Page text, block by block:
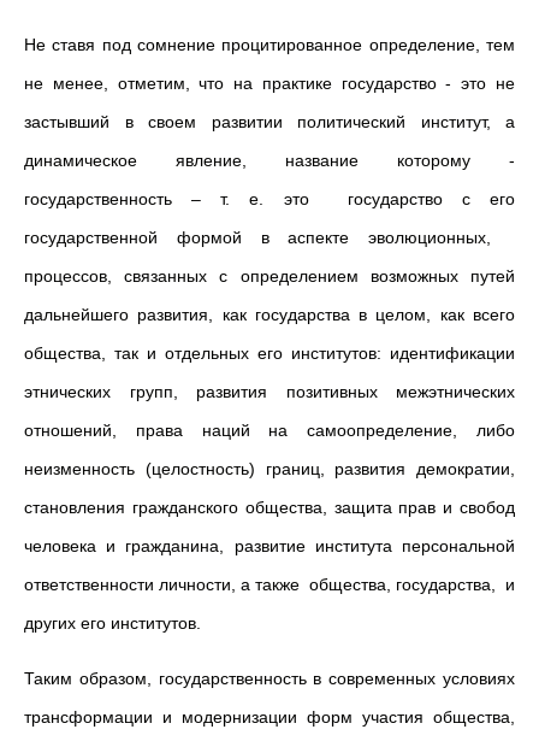
Не ставя под сомнение процитированное определение, тем
не менее, отметим, что на практике государство - это не
застывший в своем развитии политический институт, а
динамическое явление, название которому -
государственность – т. е. это государство с его
государственной формой в аспекте эволюционных,
процессов, связанных с определением возможных путей
дальнейшего развития, как государства в целом, как всего
общества, так и отдельных его институтов: идентификации
этнических групп, развития позитивных межэтнических
отношений, права наций на самоопределение, либо
неизменность (целостность) границ, развития демократии,
становления гражданского общества, защита прав и свобод
человека и гражданина, развитие института персональной
ответственности личности, а также общества, государства, и
других его институтов.
Таким образом, государственность в современных условиях
трансформации и модернизации форм участия общества,